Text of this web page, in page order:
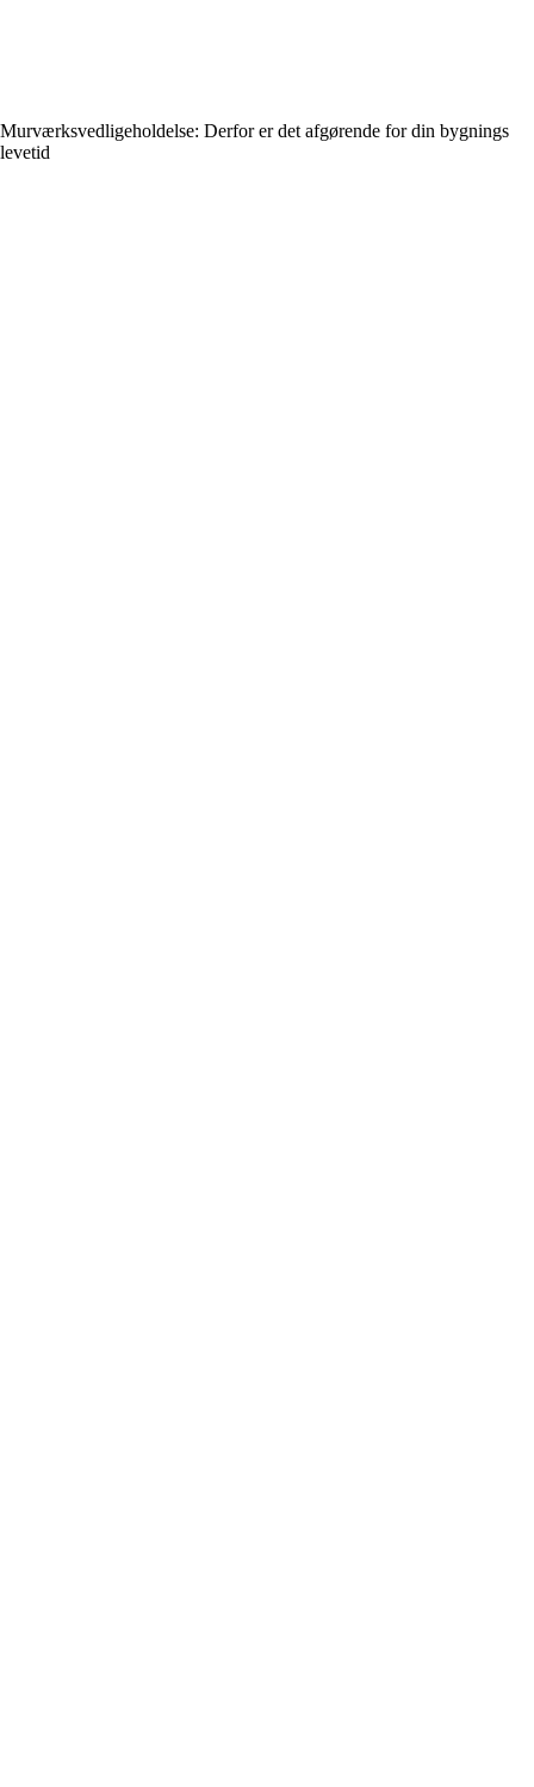
Murværksvedligeholdelse: Derfor er det afgørende for din bygnings
levetid